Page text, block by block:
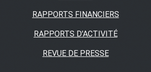
RAPPORTS FINANCIERS
RAPPORTS D'ACTIVITÉ
REVUE DE PRESSE